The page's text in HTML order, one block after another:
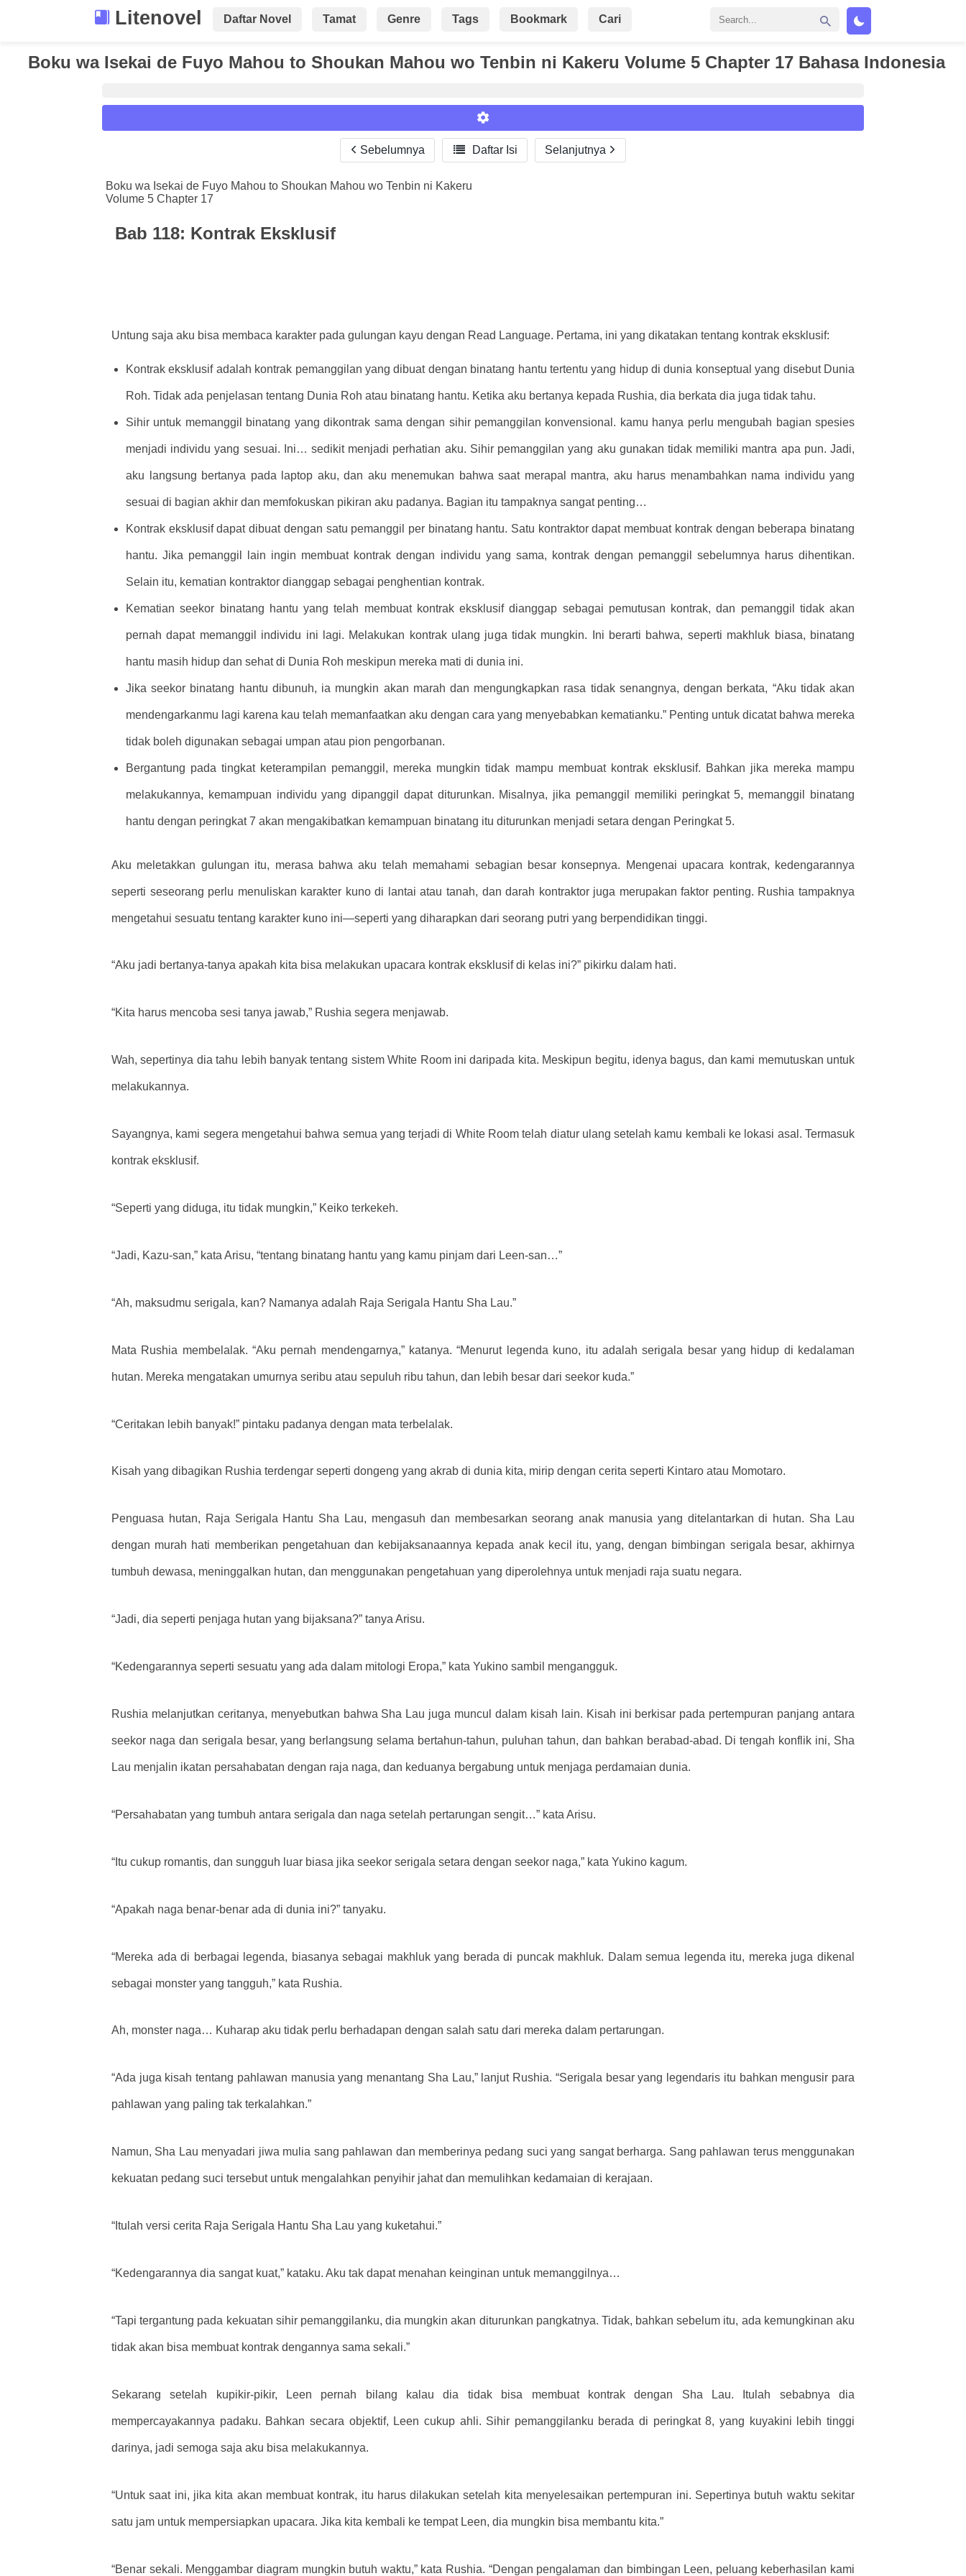
Litenovel Daftar Novel Tamat Genre Tags Bookmark Cari
Boku wa Isekai de Fuyo Mahou to Shoukan Mahou wo Tenbin ni Kakeru Volume 5 Chapter 17 Bahasa Indonesia
Font :
Titillium Web
Size :
Sebelumnya  Daftar Isi Selanjutnya
Boku wa Isekai de Fuyo Mahou to Shoukan Mahou wo Tenbin ni Kakeru
Volume 5 Chapter 17
Bab 118: Kontrak Eksklusif
Untung saja aku bisa membaca karakter pada gulungan kayu dengan Read Language. Pertama, ini yang dikatakan tentang kontrak eksklusif:
Kontrak eksklusif adalah kontrak pemanggilan yang dibuat dengan binatang hantu tertentu yang hidup di dunia konseptual yang disebut Dunia
Roh. Tidak ada penjelasan tentang Dunia Roh atau binatang hantu. Ketika aku bertanya kepada Rushia, dia berkata dia juga tidak tahu.
Sihir untuk memanggil binatang yang dikontrak sama dengan sihir pemanggilan konvensional. kamu hanya perlu mengubah bagian spesies
menjadi individu yang sesuai. Ini… sedikit menjadi perhatian aku. Sihir pemanggilan yang aku gunakan tidak memiliki mantra apa pun. Jadi,
aku langsung bertanya pada laptop aku, dan aku menemukan bahwa saat merapal mantra, aku harus menambahkan nama individu yang
sesuai di bagian akhir dan memfokuskan pikiran aku padanya. Bagian itu tampaknya sangat penting…
Kontrak eksklusif dapat dibuat dengan satu pemanggil per binatang hantu. Satu kontraktor dapat membuat kontrak dengan beberapa binatang
hantu. Jika pemanggil lain ingin membuat kontrak dengan individu yang sama, kontrak dengan pemanggil sebelumnya harus dihentikan.
Selain itu, kematian kontraktor dianggap sebagai penghentian kontrak.
Kematian seekor binatang hantu yang telah membuat kontrak eksklusif dianggap sebagai pemutusan kontrak, dan pemanggil tidak akan
pernah dapat memanggil individu ini lagi. Melakukan kontrak ulang juga tidak mungkin. Ini berarti bahwa, seperti makhluk biasa, binatang
hantu masih hidup dan sehat di Dunia Roh meskipun mereka mati di dunia ini.
Jika seekor binatang hantu dibunuh, ia mungkin akan marah dan mengungkapkan rasa tidak senangnya, dengan berkata, “Aku tidak akan
mendengarkanmu lagi karena kau telah memanfaatkan aku dengan cara yang menyebabkan kematianku.” Penting untuk dicatat bahwa mereka
tidak boleh digunakan sebagai umpan atau pion pengorbanan.
Bergantung pada tingkat keterampilan pemanggil, mereka mungkin tidak mampu membuat kontrak eksklusif. Bahkan jika mereka mampu
melakukannya, kemampuan individu yang dipanggil dapat diturunkan. Misalnya, jika pemanggil memiliki peringkat 5, memanggil binatang
hantu dengan peringkat 7 akan mengakibatkan kemampuan binatang itu diturunkan menjadi setara dengan Peringkat 5.
Aku meletakkan gulungan itu, merasa bahwa aku telah memahami sebagian besar konsepnya. Mengenai upacara kontrak, kedengarannya
seperti seseorang perlu menuliskan karakter kuno di lantai atau tanah, dan darah kontraktor juga merupakan faktor penting. Rushia tampaknya
mengetahui sesuatu tentang karakter kuno ini—seperti yang diharapkan dari seorang putri yang berpendidikan tinggi.
“Aku jadi bertanya-tanya apakah kita bisa melakukan upacara kontrak eksklusif di kelas ini?” pikirku dalam hati.
“Kita harus mencoba sesi tanya jawab,” Rushia segera menjawab.
Wah, sepertinya dia tahu lebih banyak tentang sistem White Room ini daripada kita. Meskipun begitu, idenya bagus, dan kami memutuskan untuk
melakukannya.
Sayangnya, kami segera mengetahui bahwa semua yang terjadi di White Room telah diatur ulang setelah kamu kembali ke lokasi asal. Termasuk
kontrak eksklusif.
“Seperti yang diduga, itu tidak mungkin,” Keiko terkekeh.
“Jadi, Kazu-san,” kata Arisu, “tentang binatang hantu yang kamu pinjam dari Leen-san…”
“Ah, maksudmu serigala, kan? Namanya adalah Raja Serigala Hantu Sha Lau.”
Mata Rushia membelalak. “Aku pernah mendengarnya,” katanya. “Menurut legenda kuno, itu adalah serigala besar yang hidup di kedalaman
hutan. Mereka mengatakan umurnya seribu atau sepuluh ribu tahun, dan lebih besar dari seekor kuda.”
“Ceritakan lebih banyak!” pintaku padanya dengan mata terbelalak.
Kisah yang dibagikan Rushia terdengar seperti dongeng yang akrab di dunia kita, mirip dengan cerita seperti Kintaro atau Momotaro.
Penguasa hutan, Raja Serigala Hantu Sha Lau, mengasuh dan membesarkan seorang anak manusia yang ditelantarkan di hutan. Sha Lau
dengan murah hati memberikan pengetahuan dan kebijaksanaannya kepada anak kecil itu, yang, dengan bimbingan serigala besar, akhirnya
tumbuh dewasa, meninggalkan hutan, dan menggunakan pengetahuan yang diperolehnya untuk menjadi raja suatu negara.
“Jadi, dia seperti penjaga hutan yang bijaksana?” tanya Arisu.
“Kedengarannya seperti sesuatu yang ada dalam mitologi Eropa,” kata Yukino sambil mengangguk.
Rushia melanjutkan ceritanya, menyebutkan bahwa Sha Lau juga muncul dalam kisah lain. Kisah ini berkisar pada pertempuran panjang antara
seekor naga dan serigala besar, yang berlangsung selama bertahun-tahun, puluhan tahun, dan bahkan berabad-abad. Di tengah konflik ini, Sha
Lau menjalin ikatan persahabatan dengan raja naga, dan keduanya bergabung untuk menjaga perdamaian dunia.
“Persahabatan yang tumbuh antara serigala dan naga setelah pertarungan sengit…” kata Arisu.
“Itu cukup romantis, dan sungguh luar biasa jika seekor serigala setara dengan seekor naga,” kata Yukino kagum.
“Apakah naga benar-benar ada di dunia ini?” tanyaku.
“Mereka ada di berbagai legenda, biasanya sebagai makhluk yang berada di puncak makhluk. Dalam semua legenda itu, mereka juga dikenal
sebagai monster yang tangguh,” kata Rushia.
Ah, monster naga… Kuharap aku tidak perlu berhadapan dengan salah satu dari mereka dalam pertarungan.
“Ada juga kisah tentang pahlawan manusia yang menantang Sha Lau,” lanjut Rushia. “Serigala besar yang legendaris itu bahkan mengusir para
pahlawan yang paling tak terkalahkan.”
Namun, Sha Lau menyadari jiwa mulia sang pahlawan dan memberinya pedang suci yang sangat berharga. Sang pahlawan terus menggunakan
kekuatan pedang suci tersebut untuk mengalahkan penyihir jahat dan memulihkan kedamaian di kerajaan.
“Itulah versi cerita Raja Serigala Hantu Sha Lau yang kuketahui.”
“Kedengarannya dia sangat kuat,” kataku. Aku tak dapat menahan keinginan untuk memanggilnya…
“Tapi tergantung pada kekuatan sihir pemanggilanku, dia mungkin akan diturunkan pangkatnya. Tidak, bahkan sebelum itu, ada kemungkinan aku
tidak akan bisa membuat kontrak dengannya sama sekali.”
Sekarang setelah kupikir-pikir, Leen pernah bilang kalau dia tidak bisa membuat kontrak dengan Sha Lau. Itulah sebabnya dia
mempercayakannya padaku. Bahkan secara objektif, Leen cukup ahli. Sihir pemanggilanku berada di peringkat 8, yang kuyakini lebih tinggi
darinya, jadi semoga saja aku bisa melakukannya.
“Untuk saat ini, jika kita akan membuat kontrak, itu harus dilakukan setelah kita menyelesaikan pertempuran ini. Sepertinya butuh waktu sekitar
satu jam untuk mempersiapkan upacara. Jika kita kembali ke tempat Leen, dia mungkin bisa membantu kita.”
“Benar sekali. Menggambar diagram mungkin butuh waktu,” kata Rushia. “Dengan pengalaman dan bimbingan Leen, peluang keberhasilan kami